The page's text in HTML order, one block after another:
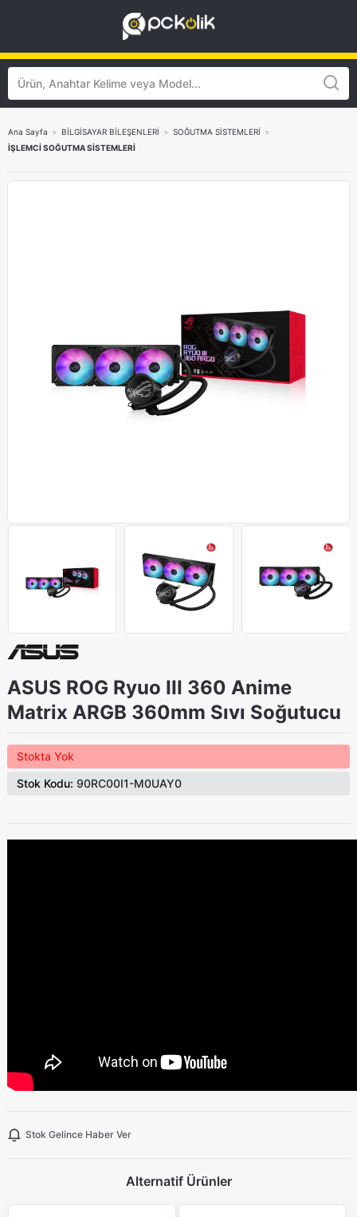
Ana Sayfa > BİLGİSAYAR BİLEŞENLERİ > SOĞUTMA SİSTEMLERİ >
İŞLEMCİ SOĞUTMA SİSTEMLERİ
ASUS ROG Ryuo III 360 Anime
Matrix ARGB 360mm Sıvı Soğutucu
Stokta Yok
Stok Kodu: 90RC00I1-M0UAY0
Stok Gelince Haber Ver
Alternatif Ürünler